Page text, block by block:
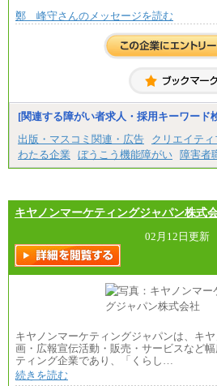
鄭 峰守さんのメッセージを読む
[関連する障がい者求人・採用キーワード
出版・マスコミ関連・広告
クリエイティ
わたる企業
ぼうこう機能障がい 障害者
キヤノンマーケティングジャパン株式
02月12日更新
キヤノンマーケティングジャパンは、キ
画・広報宣伝活動・販売・サービスなど
ティング企業であり、「くらし…
続きを読む